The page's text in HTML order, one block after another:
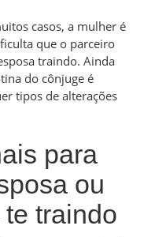
casos, a mulher é
que o parceiro
traindo. Ainda
do cônjuge é
tipos de alterações
para
ou
traindo